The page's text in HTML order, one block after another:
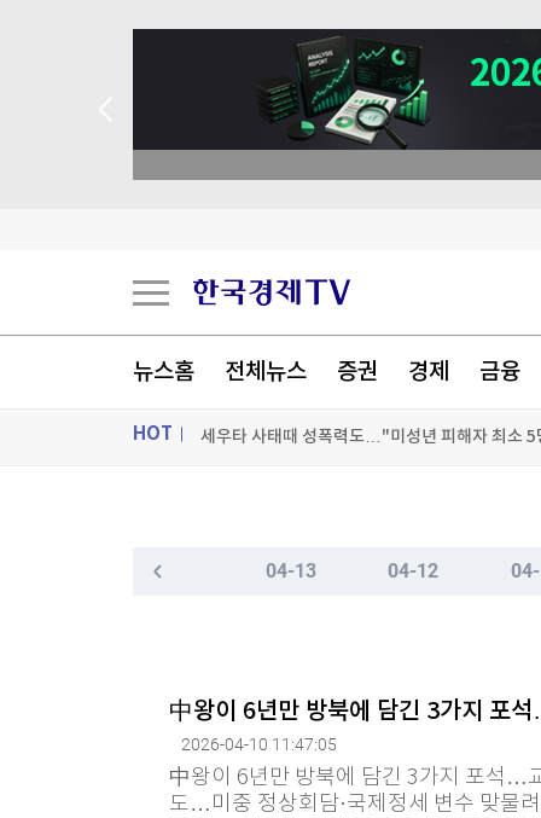
뉴스홈 전체뉴스 증권 경제 금융
HOT
"피해자 외면한 조치"…보완수사권 폐지에 보신
세우타 사태때 성폭력도…"미성년 피해자 최소
삼전닉스 급락 맞힌 '반도체 저승사자'…"이젠 사
"나야, '흑백요리사' 시즌3"
"피해자 외면한 조치"…보완수사권 폐지에 보신
온로드 (ON ROAD) 인사이트
뉴스홈
글로벌경제
04-13 04-12
中왕이 6년만 방북에 담긴 3가지 포
2026-04-10 11:47:05
中왕이 6년만 방북에 담긴 3가지 포석…
도…미중 정상회담·국제정세 변수 맞물